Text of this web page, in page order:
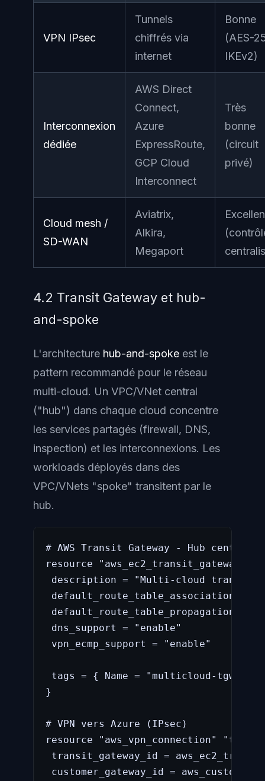
VPN IPsec
Tunnels
chiffrés via
internet
Bonne
(AES-
IKEv2)
Interconnexion
dédiée
AWS Direct
Connect,
Azure
ExpressRoute,
GCP Cloud
Interconnect
Très
bonne
(circuit
privé)
Cloud mesh /
SD-WAN
Aviatrix,
Alkira,
Megaport
4.2 Transit Gateway et hub-
and-spoke
L'architecture hub-and-spoke est le
pattern recommandé pour le réseau
multi-cloud. Un VPC/VNet central
("hub") dans chaque cloud concentre
les services partagés (firewall, DNS,
inspection) et les interconnexions. Les
workloads déployés dans des
VPC/VNets "spoke" transitent par le
hub.
# AWS Transit Gateway - Hub central
resource "aws_ec2_transit_gateway"
description = "Multi-cloud transit
default_route_table_association =
default_route_table_propagation =
dns_support = "enable"
vpn_ecmp_support = "enable"
tags = { Name = "multicloud-tgw" }
}
# VPN vers Azure (IPsec)
resource "aws_vpn_connection"
transit_gateway_id =
customer_gateway_id =